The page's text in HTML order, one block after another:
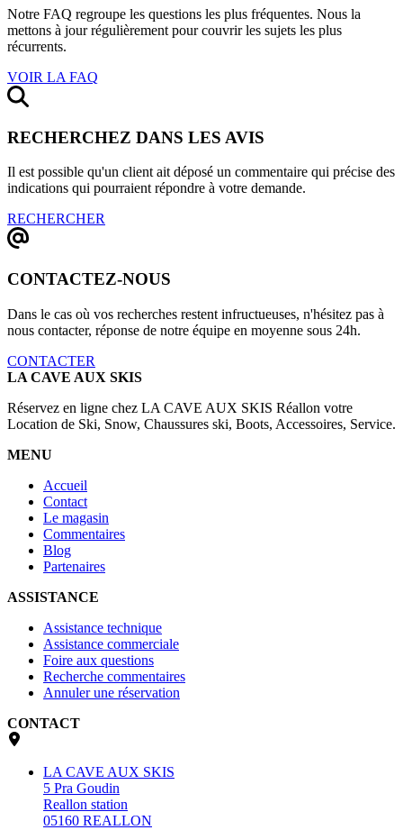
Notre FAQ regroupe les questions les plus fréquentes. Nous la
mettons à jour régulièrement pour couvrir les sujets les plus
récurrents.
VOIR LA FAQ
RECHERCHEZ DANS LES AVIS
Il est possible qu'un client ait déposé un commentaire qui précise des
indications qui pourraient répondre à votre demande.
RECHERCHER
CONTACTEZ-NOUS
Dans le cas où vos recherches restent infructueuses, n'hésitez pas à
nous contacter, réponse de notre équipe en moyenne sous 24h.
CONTACTER
LA CAVE AUX SKIS
Réservez en ligne chez LA CAVE AUX SKIS Réallon votre
Location de Ski, Snow, Chaussures ski, Boots, Accessoires, Service.
MENU
Accueil
Contact
Le magasin
Commentaires
Blog
Partenaires
ASSISTANCE
Assistance technique
Assistance commerciale
Foire aux questions
Recherche commentaires
Annuler une réservation
CONTACT
LA CAVE AUX SKIS
5 Pra Goudin
Reallon station
05160 REALLON